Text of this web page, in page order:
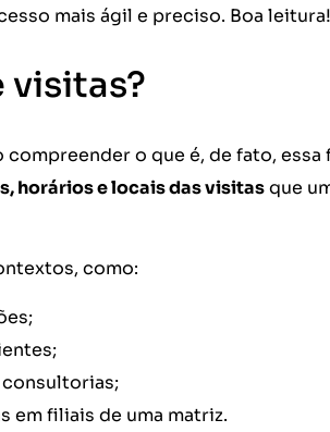
mais ágil e preciso. Boa leitura!
visitas?
o que é, de fato, essa
horários e locais das visitasque
como:
em filiais de uma matriz.